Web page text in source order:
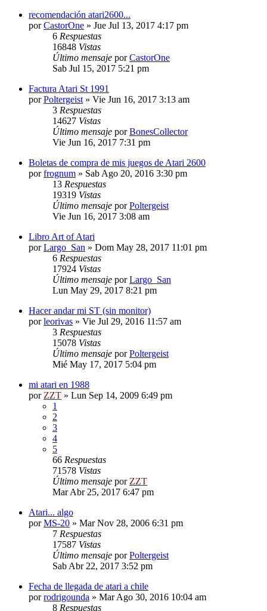
recomendación atari2600...
porCastorOne » Jue Jul 13, 2017 4:17 pm
6 Respuestas
16848 Vistas
Último mensaje porCastorOne
Sab Jul 15, 2017 5:21 pm
Factura Atari St 1991
porPoltergeist » Vie Jun 16, 2017 3:13 am
3 Respuestas
14627 Vistas
Último mensaje porBonesCollector
Vie Jun 16, 2017 7:31 pm
Boletas de compra de mis juegos de Atari 2600
porfrognum » Sab Ago 20, 2016 3:30 pm
13 Respuestas
19319 Vistas
Último mensaje porPoltergeist
Vie Jun 16, 2017 3:08 am
Libro Art of Atari
porLargo_San » Dom May 28, 2017 11:01 pm
6 Respuestas
17924 Vistas
Último mensaje porLargo_San
Lun May 29, 2017 8:21 pm
Hacer andar mi ST (sin monitor)
porleorivas » Vie Jul 29, 2016 11:57 am
3 Respuestas
15078 Vistas
Último mensaje porPoltergeist
Mié May 17, 2017 5:04 pm
mi atari en 1988
por ZZT » Lun Sep 14, 2009 6:49 pm
1
2
3
4
5
66 Respuestas
71578 Vistas
Último mensaje por ZZT
Mar Abr 25, 2017 6:47 pm
Atari... algo
porMS-20 » Mar Nov 28, 2006 6:31 pm
7 Respuestas
17587 Vistas
Último mensaje porPoltergeist
Sab Abr 22, 2017 3:52 pm
Fecha de llegada de atari a chile
porrodrigounda » Mar Ago 30, 2016 10:04 am
8 Respuestas